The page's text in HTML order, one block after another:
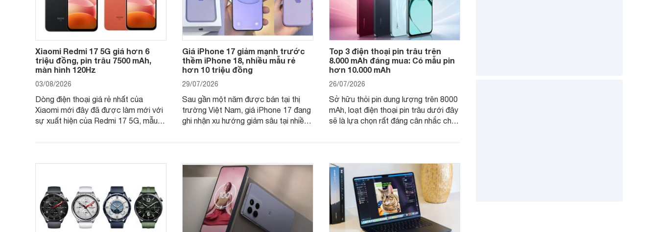
Xiaomi Redmi 17 5G giá hơn 6
triệu đồng, pin trâu 7500 mAh,
màn hình 120Hz
03/08/2026
Dòng điện thoại giá rẻ nhất của
Xiaomi mới đây đã được làm mới với
sự xuất hiện của Redmi 17 5G, mẫu
Giá iPhone 17 giảm mạnh trước
thềm iPhone 18, nhiều mẫu rẻ
hơn 10 triệu đồng
29/07/2026
Sau gần một năm được bán tại thị
trường Việt Nam, giá iPhone 17 đang
ghi nhận xu hướng giảm sâu tại nhiều
Top 3 điện thoại pin trâu trên
8.000 mAh đáng mua: Có mẫu pin
hơn 10.000 mAh
26/07/2026
Sở hữu thỏi pin dung lượng trên 8000
mAh, loạt điện thoại pin trâu dưới đây
sẽ là lựa chọn rất đáng cân nhắc cho